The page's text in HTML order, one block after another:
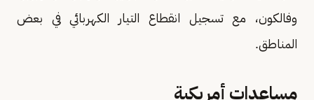
وفالكون، مع تسجيل انقطاع التيار الكهربائي في بعض
المناطق.
مساعدات أمريكية